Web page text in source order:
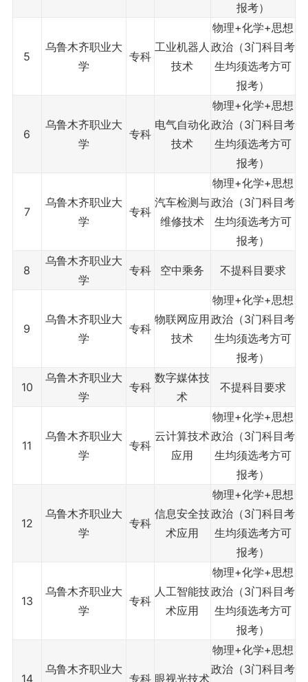
报考）
5
乌鲁木齐职业大
学
专科
工业机器人
技术
物理+化学+思想
政治（3门科目考
生均须选考方可
报考）
6
乌鲁木齐职业大
学
专科
电气自动化
技术
物理+化学+思想
政治（3门科目考
生均须选考方可
报考）
7
乌鲁木齐职业大
学
专科
汽车检测与
维修技术
物理+化学+思想
政治（3门科目考
生均须选考方可
报考）
8
乌鲁木齐职业大
学
专科 空中乘务 不提科目要求
9
乌鲁木齐职业大
学
专科
物联网应用
技术
物理+化学+思想
政治（3门科目考
生均须选考方可
报考）
10
乌鲁木齐职业大
学
专科
数字媒体技
术
不提科目要求
11
乌鲁木齐职业大
学
专科
云计算技术
应用
物理+化学+思想
政治（3门科目考
生均须选考方可
报考）
12
乌鲁木齐职业大
学
专科
信息安全技
术应用
物理+化学+思想
政治（3门科目考
生均须选考方可
报考）
13
乌鲁木齐职业大
学
专科
人工智能技
术应用
物理+化学+思想
政治（3门科目考
生均须选考方可
报考）
14
乌鲁木齐职业大
专科 眼视光技术
物理+化学+思想
政治（3门科目考